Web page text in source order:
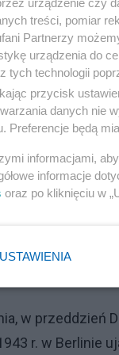
Królewca
"działacze
Resort
i
obwodu
dla
na mapach –
w przeddzień
r. w Berlinie
treści, pomiar
Partnerzy
urządzenia do
tych technologii
przycisk
danych nie
Preferencje będą
informacjami,
informacje
oraz po kliknięciu w
USTAWIENIA